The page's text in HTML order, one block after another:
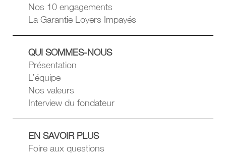
Nos 10 engagements
La Garantie Loyers Impayés
QUI SOMMES-NOUS
Présentation
L’équipe
Nos valeurs
Interview du fondateur
EN SAVOIR PLUS
Foire aux questions